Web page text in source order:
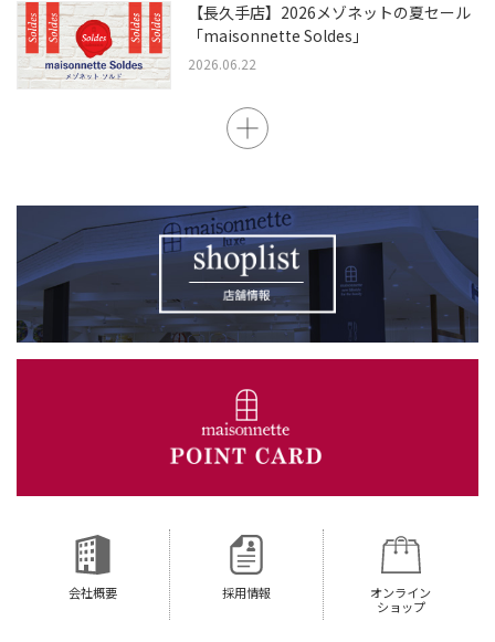
【長久手店】2026メゾネットの夏セール
「maisonnette Soldes」
2026.06.22
会社概要 採用情報
オンライン
ショップ